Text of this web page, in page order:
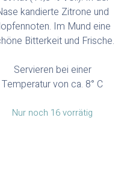
kandierte Zitrone und
Im Mund eine
Bitterkeit und Frische.
Servieren bei einer
Temperatur von ca. 8° C
Nur noch 16 vorrätig